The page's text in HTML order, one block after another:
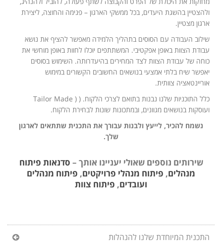
ולהצטיין בהשגת היעדים, בכל ממשקי הארגון – פנימה והחוצה, ליצירת
ארגון מצטיין.
שילוב העבודה עם הסוסים בתהליך הלמידה מאפשר להציף את נושא
עבודת הצוות באופן אפקטיבי. המשתתפים יוכלו לחוות באופן מוחשי את
כוחה של עבודת הצוות לצד המחירים בהיעדרותה. השימוש בסוסים
יאפשר שיח בלתי אמצעי בנושאים החשובים הקשורים במימוש
אוריינטאציה צוותית.
כלל התוכניות שלנו נבנות בתואם לצרכי הלקוח. ( ( Tailor Made
ועוסקות בנושאים מגוונים, ובמתכונות שונות לבחירת הלקוח.
נשמח להכיר, לייעץ ולבנות עבורך את התכנית שתתאים לארגון
שלך.
שירותים נוספים שאולי יעניינו אותך – סדנאות פיתוח
מנהלים,פיתוח מנהלי פרויקטים,פיתוח מנהלים
ועובדים,פיתוח צוות
התכנית המיוחדת שלנו להנהלות